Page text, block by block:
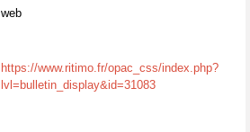
web
https://www.ritimo.fr/opac_css/index.php?
lvl=bulletin_display&id=31083